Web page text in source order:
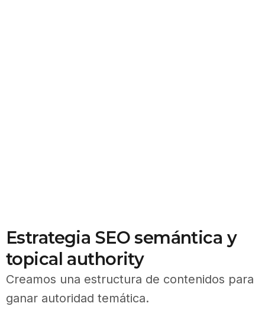
Estrategia SEO semántica y
topical authority
Creamos una estructura de contenidos para
ganar autoridad temática.